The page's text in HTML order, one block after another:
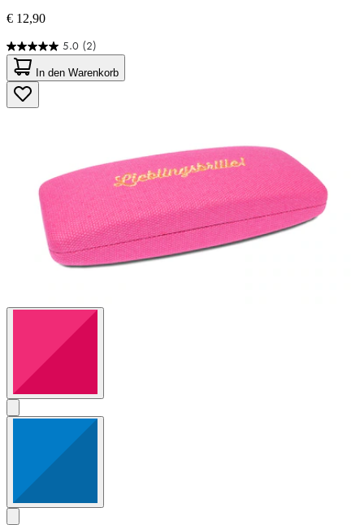
€ 12,90
5.0 (2)
5.0
von
5
Sternen.
2
In den Warenkorb